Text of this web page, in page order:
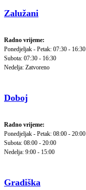
Zalužani
Radno vrijeme:
Ponedjeljak - Petak: 07:30 - 16:30
Subota: 07:30 - 16:30
Nedelja: Zatvoreno
Doboj
Radno vrijeme:
Ponedjeljak - Petak: 08:00 - 20:00
Subota: 08:00 - 20:00
Nedelja: 9:00 - 15:00
Gradiška